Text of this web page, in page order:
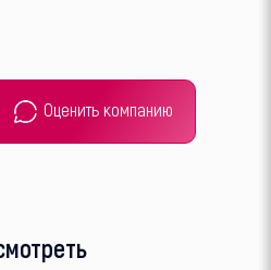
Оценить компанию